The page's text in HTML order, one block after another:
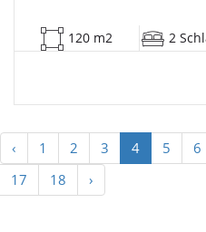
120 m2 2
‹ 1 2 3 4 5 6
17
18 ›